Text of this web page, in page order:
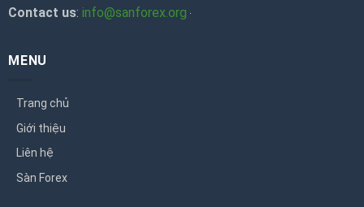
Contact us: info@sanforex.org
MENU
Trang chủ
Giới thiệu
Liên hệ
Sàn Forex